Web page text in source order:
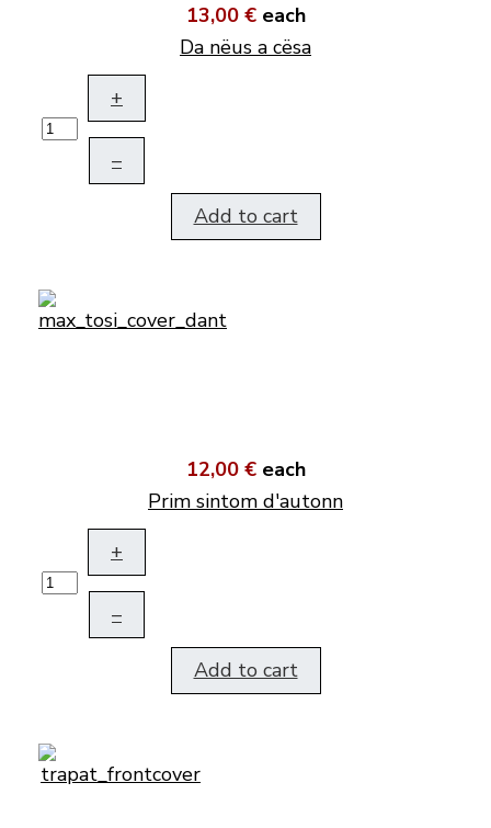
13,00 € each
Da nëus a cësa
+
–
Add to cart
12,00 € each
Prim sintom d'autonn
+
–
Add to cart